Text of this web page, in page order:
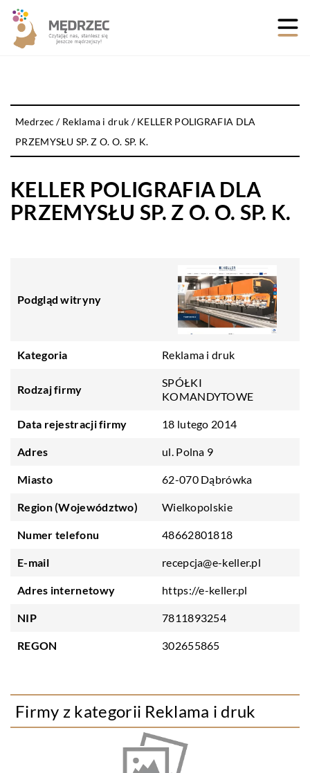
Medrzec / Reklama i druk /KELLER POLIGRAFIA DLA
PRZEMYSŁU SP. Z O. O. SP. K.
KELLER POLIGRAFIA DLA
PRZEMYSŁU SP. Z O. O. SP. K.
Podgląd witryny
Kategoria Reklama i druk
Rodzaj firmy
SPÓŁKI
KOMANDYTOWE
Data rejestracji firmy 18 lutego 2014
Adres ul. Polna 9
Miasto 62-070 Dąbrówka
Region (Województwo) Wielkopolskie
Numer telefonu 48662801818
E-mail recepcja@e-keller.pl
Adres internetowy https://e-keller.pl
NIP 7811893254
REGON 302655865
Firmy z kategorii Reklama i druk